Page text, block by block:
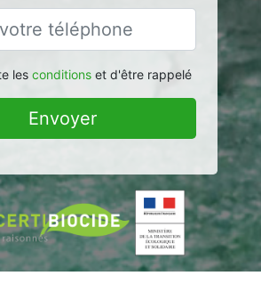
les conditionset d'être rappelé
Envoyer